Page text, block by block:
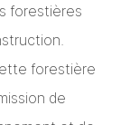
forestières
forestière
de